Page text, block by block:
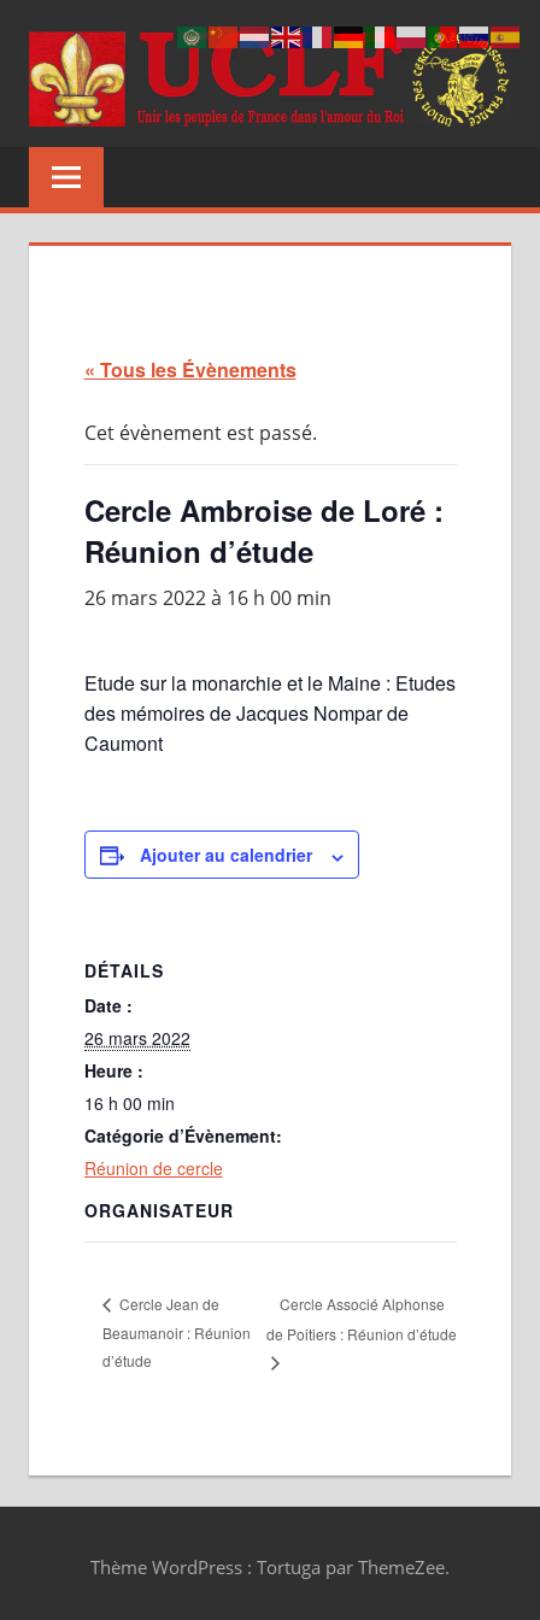
contenu
Unir
de
« Tous les Évènements
Cet évènement est passé.
Cercle Ambroise de Loré :
Réunion d’étude
26 mars 2022 à 16 h 00 min
Etude sur la monarchie et le Maine : Etudes
des mémoires de Jacques Nompar de
Caumont
Ajouter au calendrier
DÉTAILS
Date :
26 mars 2022
Heure :
16 h 00 min
Catégorie d’Évènement:
Réunion de cercle
ORGANISATEUR
Cercle Jean de
Beaumanoir : Réunion
d’étude
Cercle Associé Alphonse
de Poitiers : Réunion d’étude
Thème WordPress : Tortuga par ThemeZee.